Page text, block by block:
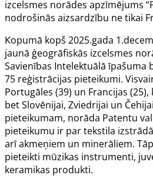
izcelsmes norādes apzīmējums
nodrošinās aizsardzību ne tikai
Kopumā kopš 2025.gada
jaunā ģeogrāfiskās izcelsmes
Savienības Intelektuālā īpašuma
75 reģistrācijas pieteikumi.
Portugāles (39) un Francijas (25),
bet Slovēnijai, Zviedrijai un
pieteikumam, norāda Patentu
pieteikumu ir par tekstila
arī akmeņiem un minerāliem.
pieteikti mūzikas instrumenti,
keramikas produkti.